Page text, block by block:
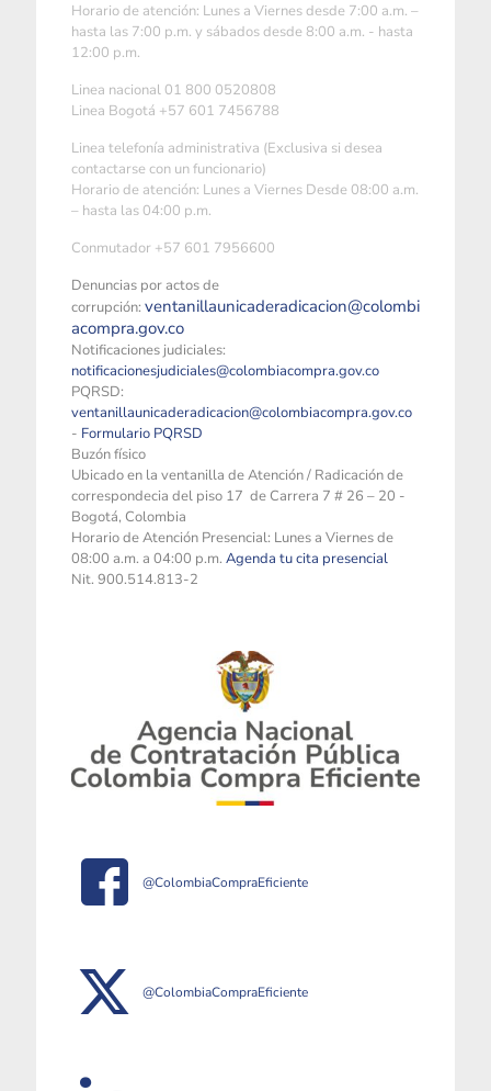
Horario de atención: Lunes a Viernes desde 7:00 a.m. –
hasta las 7:00 p.m. y sábados desde 8:00 a.m. - hasta
12:00 p.m.
Linea nacional 01 800 0520808
Linea Bogotá +57 601 7456788
Linea telefonía administrativa (Exclusiva si desea
contactarse con un funcionario)
Horario de atención: Lunes a Viernes Desde 08:00 a.m.
– hasta las 04:00 p.m.
Conmutador +57 601 7956600
Denuncias por actos de
corrupción: ventanillaunicaderadicacion@colombi
acompra.gov.co
Notificaciones judiciales:
notificacionesjudiciales@colombiacompra.gov.co
PQRSD:
ventanillaunicaderadicacion@colombiacompra.gov.co
- Formulario PQRSD
Buzón físico
Ubicado en la ventanilla de Atención / Radicación de
correspondecia del piso 17 de Carrera 7 # 26 – 20 -
Bogotá, Colombia
Horario de Atención Presencial: Lunes a Viernes de
08:00 a.m. a 04:00 p.m. Agenda tu cita presencial
Nit. 900.514.813-2
@ColombiaCompraEficiente
@ColombiaCompraEficiente